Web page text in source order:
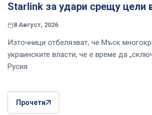
Starlink за удари срещу цели
8 Август, 2026
Източници отбелязват, че Мъск
украинските власти, че е време да
Русия
Прочети